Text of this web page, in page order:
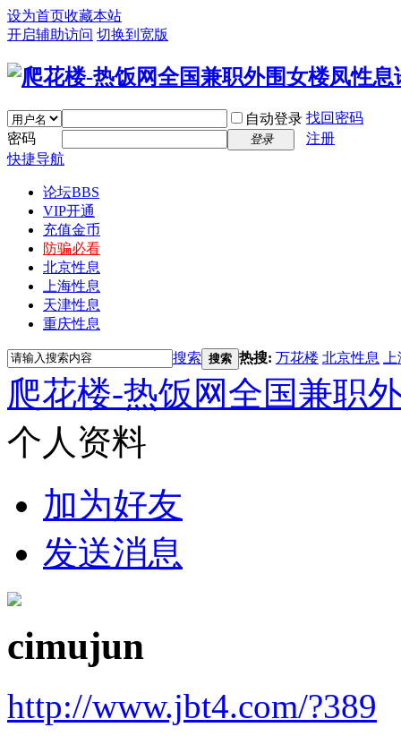
设为首页收藏本站
开启辅助访问 切换到宽版
自动登录 找回密码
密码
登录
注册
快捷导航
论坛BBS
VIP开通
充值金币
防骗必看
北京性息
上海性息
天津性息
重庆性息
搜索 搜索 热搜: 万花楼 北京性息
爬花楼-热饭网全国兼职
个人资料
加为好友
发送消息
cimujun
http://www.jbt4.com/?389